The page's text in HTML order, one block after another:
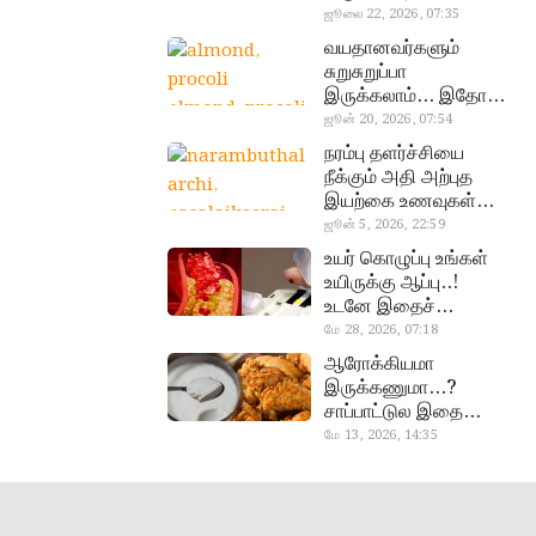
வேண்டிய எளிய 5
டெஸ்ட்!
ஜூலை 22, 2026, 07:35
almond, procoli
வயதானவர்களும்
சுறுசுறுப்பா
இருக்கலாம்… இதோ
சூப்பர் உணவுகள்!
ஜூன் 20, 2026, 07:54
narambuthalar
chi,
pasalaikeerai
நரம்பு தளர்ச்சியை
நீக்கும் அதி அற்புத
இயற்கை உணவுகள்…
தவற விட்டுறாதீங்க!
ஜூன் 5, 2026, 22:59
உயர் கொழுப்பு உங்கள்
உயிருக்கு ஆப்பு..!
உடனே இதைச்
செய்யுங்க!
மே 28, 2026, 07:18
ஆரோக்கியமா
இருக்கணுமா…?
சாப்பாட்டுல இதை
எல்லாம்
மே 13, 2026, 14:35